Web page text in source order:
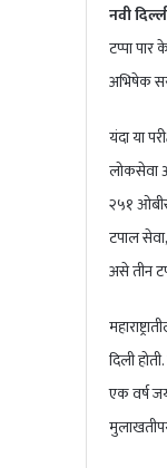
नवी
टप्पा
अभिषेक
यंदा या
लोकसेवा
२५१
टपाल
असे तीन
दिली
एक वर्ष